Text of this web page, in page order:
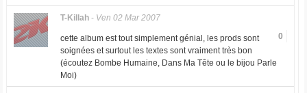
T-Killah- Ven 02 Mar 2007
0
cette album est tout simplement génial, les prods sont
soignées et surtout les textes sont vraiment très bon
(écoutez Bombe Humaine, Dans Ma Tête ou le bijou Parle
Moi)